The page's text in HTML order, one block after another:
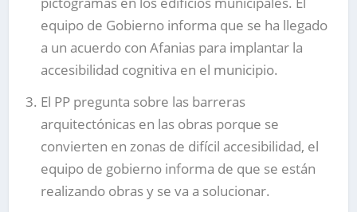
equipo de Gobierno informa que se ha llegado
a un acuerdo con Afanias para implantar la
accesibilidad cognitiva en el municipio.
El PP pregunta sobre las barreras
arquitectónicas en las obras porque se
convierten en zonas de difícil accesibilidad, el
equipo de gobierno informa de que se están
realizando obras y se va a solucionar.